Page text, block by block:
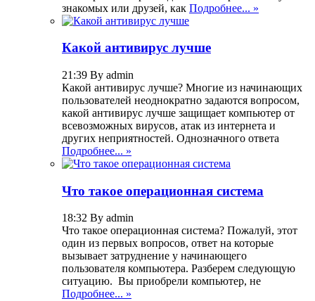
знакомых или друзей, как Подробнее... »
Какой антивирус лучше
21:39 By admin
Какой антивирус лучше? Многие из начинающих
пользователей неоднократно задаются вопросом,
какой антивирус лучше защищает компьютер от
всевозможных вирусов, атак из интернета и
других неприятностей. Однозначного ответа
Подробнее... »
Что такое операционная система
18:32 By admin
Что такое операционная система? Пожалуй, этот
один из первых вопросов, ответ на которые
вызывает затруднение у начинающего
пользователя компьютера. Разберем следующую
ситуацию. Вы приобрели компьютер, не
Подробнее... »